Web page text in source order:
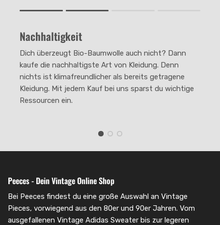
The rating of this product for "" is 2.
Nachhaltigkeit
Dich überzeugt Bio-Baumwolle auch nicht? Dann
kaufe die nachhaltigste Art von Kleidung. Denn
nichts ist klimafreundlicher als bereits getragene
Kleidung. Mit jedem Kauf bei uns sparst du wichtige
Ressourcen ein.
Peeces - Dein Vintage Online Shop
Bei Peeces findest du eine große Auswahl an Vintage
Pieces, vorwiegend aus den 80er und 90er Jahren. Vom
ausgefallenen Vintage Adidas Sweater bis zur legeren